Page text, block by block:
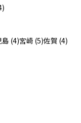
島 (4)宮崎 (5)佐賀 (4)